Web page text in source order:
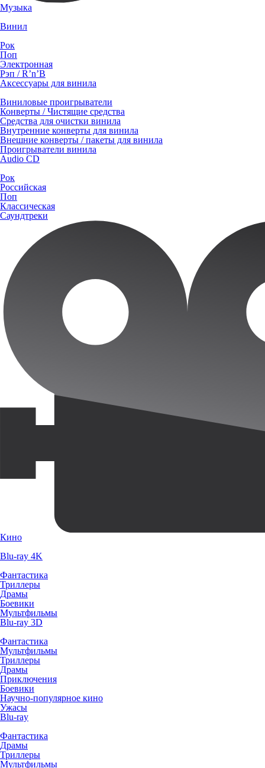
Музыка
Винил
Рок
Поп
Электронная
Рэп / R’n’B
Аксессуары для винила
Виниловые проигрыватели
Конверты / Чистящие средства
Средства для очистки винила
Внутренние конверты для винила
Внешние конверты / пакеты для винила
Проигрыватели винила
Audio CD
Рок
Российская
Поп
Классическая
Саундтреки
Кино
Blu-ray 4K
Фантастика
Триллеры
Драмы
Боевики
Мультфильмы
Blu-ray 3D
Фантастика
Мультфильмы
Триллеры
Драмы
Приключения
Боевики
Научно-популярное кино
Ужасы
Blu-ray
Фантастика
Драмы
Триллеры
Мультфильмы